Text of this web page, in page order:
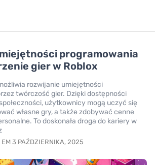
programowania
gier w Roblox
rozwijanie umiejętności
twórczość gier. Dzięki dostępności
użytkownicy mogą uczyć się
własne gry, a także zdobywać cenne
To doskonała droga do kariery w
EM 3 PAŹDZIERNIKA, 2025